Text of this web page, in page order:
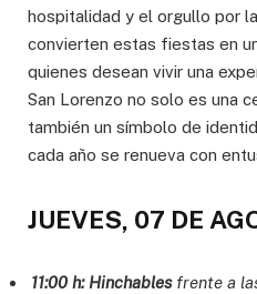
hospitalidad y el orgullo por
convierten estas fiestas en
quienes desean vivir una
San Lorenzo no solo es una
también un símbolo de
cada año se renueva con
JUEVES, 07 DE
11:00 h: Hinchablesfrente a